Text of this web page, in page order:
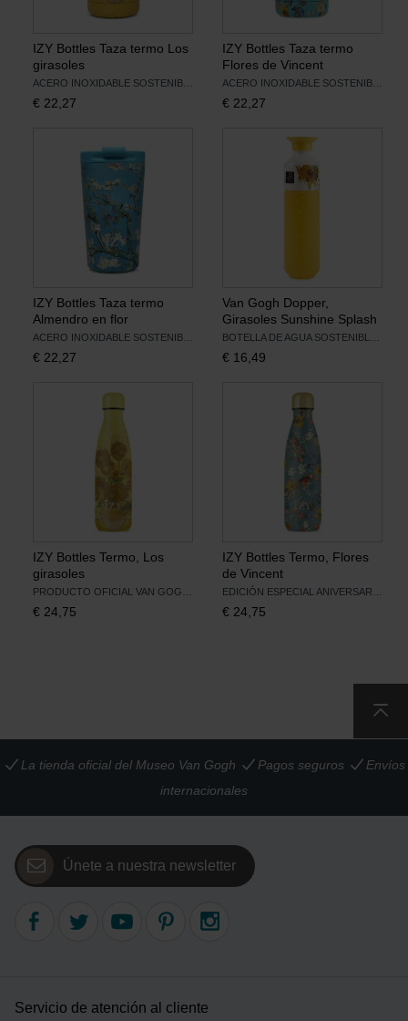
IZY Bottles Taza termo Los
girasoles
€ 22,27
IZY Bottles Taza termo
Flores de Vincent
€ 22,27
IZY Bottles Taza termo
Almendro en flor
€ 22,27
Van Gogh Dopper,
Girasoles Sunshine Splash
€ 16,49
IZY Bottles Termo, Los
girasoles
€ 24,75
IZY Bottles Termo, Flores
de Vincent
€ 24,75
La tienda oficial del Museo Van Gogh Pagos seguros
Envíos
internacionales
Únete a nuestra newsletter
Servicio de atención al cliente